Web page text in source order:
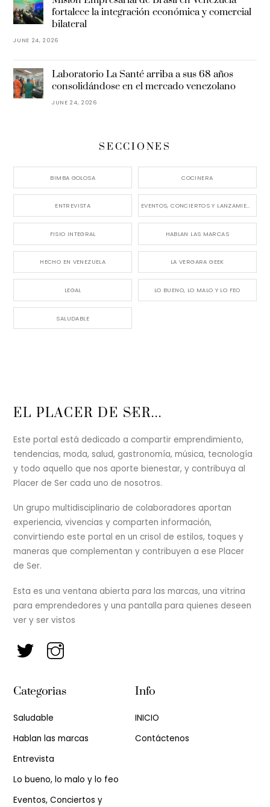
fortalece la integración económica y comercial
bilateral
JUNE 24, 2026
Laboratorio La Santé arriba a sus 68 años
consolidándose en el mercado venezolano
JUNE 24, 2026
SECCIONES
BIMBA GOLOSA COCINERA
ENTREVISTA EVENTOS, CONCIERTOS Y LANZAMIENTOS
FISIO INTEGRAL HABLAN LAS MARCAS
HECHO EN VENEZUELA LA VERGARA GEEK
LEGAL LO BUENO, LO MALO Y LO FEO
SALUDABLE
Back
Top
EL PLACER DE SER...
Este portal está dedicado a compartir emprendimiento,
tendencias, moda, salud, gastronomía, música, tecnología
y todo aquello que nos aporte bienestar, y contribuya al
Placer de Ser cada uno de nosotros.
Un grupo multidisciplinario de colaboradores aportan
experiencia, vivencias y comparten información,
convirtiendo este portal en un crisol de estilos, toques y
maneras que complementan y contribuyen a ese Placer
de Ser.
Esta es una ventana abierta para las marcas, una vitrina
para emprendedores y una pantalla para quienes deseen
ver y ser vistos
Categorias
Saludable
Hablan las marcas
Entrevista
Lo bueno, lo malo y lo feo
Eventos, Conciertos y
Info
INICIO
Contáctenos